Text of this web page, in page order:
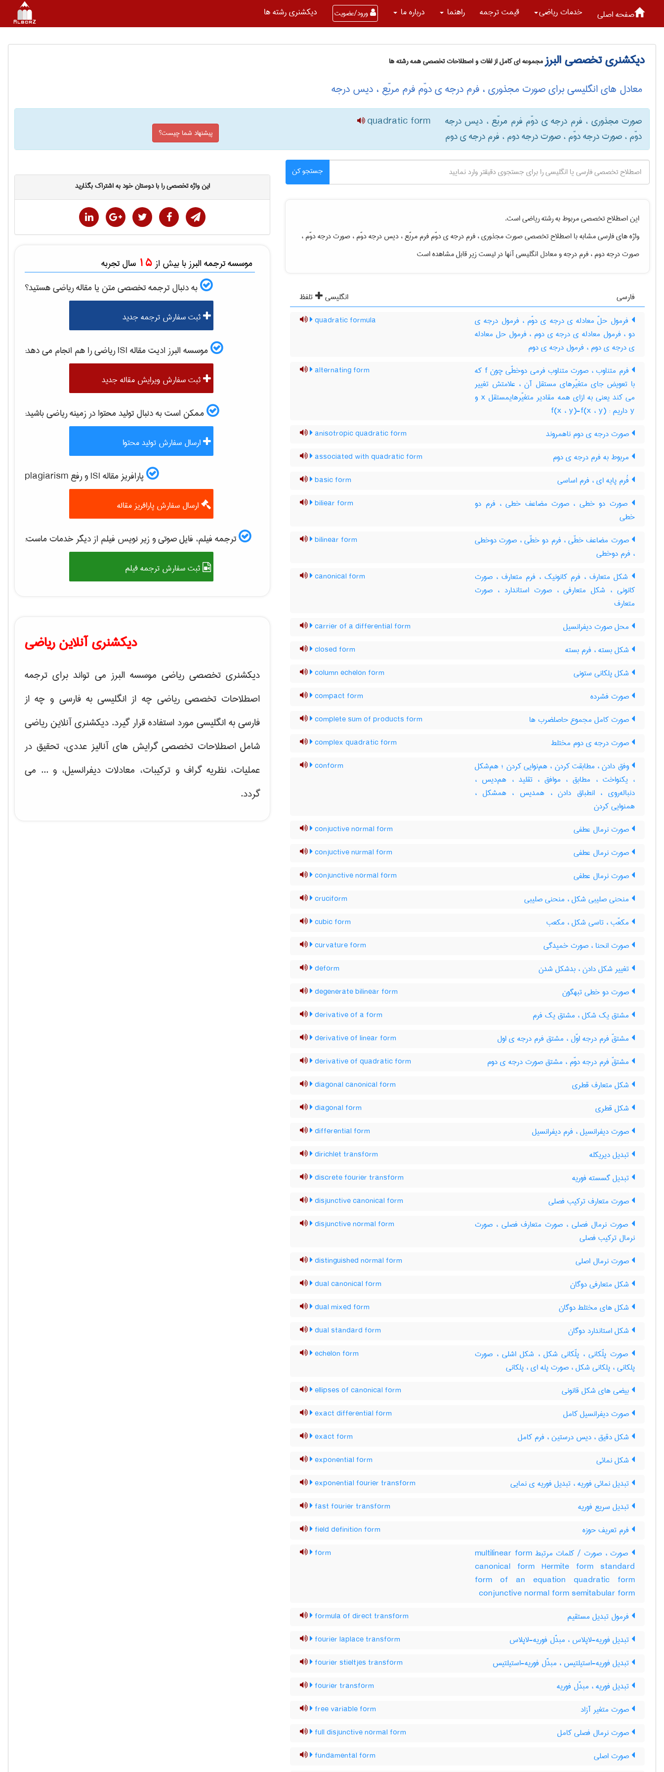
صفحه اصلی خدمات رياضی قیمت ترجمه راهنما درباره ما ورود/عضویت دیکشنری رشته ها
دیکشنری تخصصی البرزمجموعه ای کامل از لغات و اصطلاحات تخصصی همه رشته ها
معادل های انگلیسی برای صورت مجذوری ، فرم درجه ی دوّم فرم مربّع ، دیس درجه
صورت مجذوری ، فرم درجه ی دوّم فرم مربّع ، دیس درجه
دوّم ، صورت درجه دوّم ، صورت درجه دوم ، فرم درجه ی دوم
quadratic form
پیشنهاد شما چیست؟
جستجو کن
این اصطلاح تخصصی مربوط به رشتهرياضیاست.
واژه های فارسی مشابه با اصطلاح تخصصیصورت مجذوری ، فرم درجه ی دوّم فرم مربّع ، دیس درجه دوّم ، صورت درجه دوّم ،
صورت درجه دوم ، فرم درجهو معادل انگلیسی آنها در لیست زیر قابل مشاهده است
فارسی انگلیسی
تلفظ
فرمول حلّ معادله ی درجه ی دوّم ، فرمول درجه ی
دو ، فرمول معادله ی درجه ی دوم ، فرمول حل معادله
ی درجه ی دوم ، فرمول درجه ی دوم
quadratic formula
فرم متناوب ، صورت متناوب فرمی دوخطّی چون f که
با تعویض جای متغیّرهای مستقل آن ، علامتش تغییر
می کند یعنی به ازای همه مقادیر متغیّرهایمستقل x و
y داریم : f(x ، y)-f(x ، y)
alternating form
صورت درجه ی دوم ناهمروند anisotropic quadratic form
مربوط به فرم درجه ی دوم associated with quadratic form
فُرم پایه ای ، فرم اساسی basic form
صورت دو خطی ، صورت مضاعف خطی ، فرم دو
خطی
biliear form
صورت مضاعف خطّی ، فرم دو خطّی ، صورت دوخطی
، فرم دوخطی
bilinear form
شکل متعارف ، فرم کانونیک ، فرم متعارف ، صورت
کانونی ، شکل متعارفی ، صورت استاندارد ، صورت
متعارف
canonical form
محل صورت دیفرانسیل carrier of a differential form
شکل بسته ، فرم بسته closed form
شکل پلکانی ستونی column echelon form
صورت فشرده compact form
صورت کامل مجموع حاصلضرب ها complete sum of products form
صورت درجه ی دوم مختلط complex quadratic form
وفق دادن ، مطابقت کردن ، هم‌نوایی کردن ؛ هم‌شکل
، یکنواخت ، مطابق ، موافق ، تقلید ، هم‌دیس ،
دنباله‌روی ، انطباق دادن ، همدیس ، همشکل ،
همنوایی کردن
conform
صورت نرمال عطفی conjuctive normal form
صورت نرمال عطفی conjuctive nurmal form
صورت نرمال عطفی conjunctive normal form
منحنی صلیبی شکل ، منحنی صلیبی cruciform
مکعّب ، تاسی شکل ، مکعب cubic form
صورت انحنا ، صورت خمیدگی curvature form
تغییر شکل دادن ، بدشکل شدن deform
صورت دو خطی تبهگون degenerate bilinear form
مشتق یک شکل ، مشتق یک فرم derivative of a form
مشتقّ فرم درجه اوّل ، مشتق فرم درجه ی اول derivative of linear form
مشتقّ فرم درجه دوّم ، مشتق صورت درجه ی دوم derivative of quadratic form
شکل متعارف قطری diagonal canonical form
شکل قطری diagonal form
صورت دیفرانسیل ، فرم دیفرانسیل differential form
تبدیل دیریکله dirichlet transform
تبدیل گسسته فوریه discrete fourier transform
صورت متعارف ترکیب فصلی disjunctive canonical form
صورت نرمال فصلی ، صورت متعارف فصلی ، صورت
نرمال ترکیب فصلی
disjunctive normal form
صورت نرمال اصلی distinguished normal form
شکل متعارفی دوگان dual canonical form
شکل های مختلط دوگان dual mixed form
شکل استاندارد دوگان dual standard form
صورت پلّکانی ، پلّکانی شکل ، شکل اشلی ، صورت
پلکانی ، پلکانی شکل ، صورت پله ای ، پلکانی
echelon form
بیضی های شکل قانونی ellipses of canonical form
صورت دیفرانسیل کامل exact differential form
شکل دقیق ، دیس درستین ، فرم کامل exact form
شکل نمائی exponential form
تبدیل نمائی فوریه ، تبدیل فوریه ی نمایی exponential fourier transform
تبدیل سریع فوریه fast fourier transform
فرم تعریف حوزه field definition form
صورت ، صورت / کلمات مرتبط multilinear form
canonical form Hermite form standard
form of an equation quadratic form
conjunctive normal form semitabular form
form
فرمول تبدیل مستقیم formula of direct transform
تبدیل فوریه-لاپلاس ، مبدَّل فوریه-لاپلاس fourier laplace transform
تبدیل فوریه-استیلتیس ، مبدَّل فوریه-استیلتیس fourier stieltjes transform
تبدیل فوریه ، مبدَّل فوریه fourier transform
صورت متغیر آزاد free variable form
صورت نرمال فصلی کامل full disjunctive normal form
صورت اصلی fundamental form
این واژه تخصصی را با دوستان خود به اشتراک بگذارید
موسسه ترجمه البرز با بیش از 15 سال تجربه
به دنبال ترجمه تخصصی متن یا مقالهرياضیهستید؟
ثبت سفارش ترجمه جدید
موسسه البرز ادیت مقاله ISI رياضیرا هم انجام می دهد:
ثبت سفارش ویرایش مقاله جدید
ممکن است به دنبال تولید محتوا در زمینهرياضیباشید:
ارسال سفارش تولید محتوا
پارافریز مقاله ISI و رفع plagiarism
ارسال سفارش پارافریز مقاله
ترجمه فیلم، فایل صوتی و زیر نویس فیلم از دیگر خدمات ماست:
ثبت سفارش ترجمه فیلم
دیکشنری آنلاین ریاضی
دیکشنری تخصصی ریاضی موسسه البرز می تواند برای ترجمه
اصطلاحات تخصصی ریاضی چه از انگلیسی به فارسی و چه از
فارسی به انگلیسی مورد استفاده قرار گیرد. دیکشنری آنلاین ریاضی
شامل اصطلاحات تخصصی گرایش هایآنالیز عددی، تحقیق در
عملیات، نظریه گراف و تركیبات، معادلات دیفرانسیل، و ... می
گردد.